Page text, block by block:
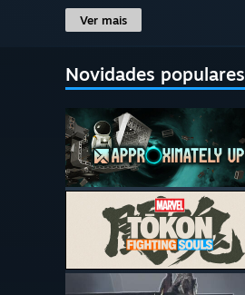
Ver mais
Novidades populares